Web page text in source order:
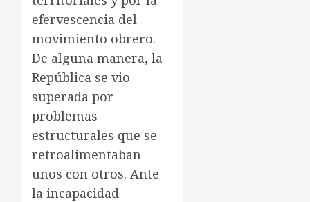
efervescencia del
movimiento obrero.
De alguna manera, la
República se vio
superada por
problemas
estructurales que se
retroalimentaban
unos con otros. Ante
la incapacidad